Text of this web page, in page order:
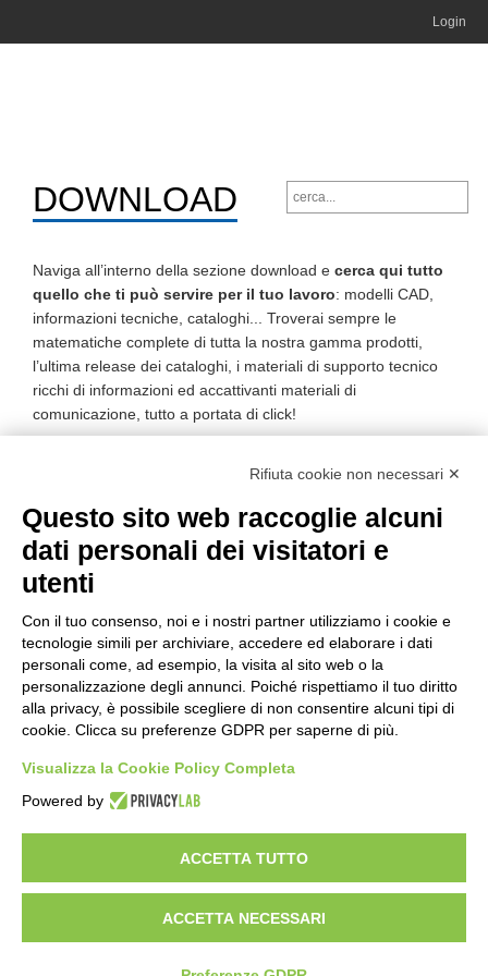
Login
DOWNLOAD
Naviga all’interno della sezione download e cerca qui tutto
quello che ti può servire per il tuo lavoro: modelli CAD,
informazioni tecniche, cataloghi... Troverai sempre le
matematiche complete di tutta la nostra gamma prodotti,
l’ultima release dei cataloghi, i materiali di supporto tecnico
ricchi di informazioni ed accattivanti materiali di
comunicazione, tutto a portata di click!
Nome Tipo Modificato
Cad 3d
Cataloghi folder 21/08/2025
Informazioni tecniche folder 09/05/2025
Manuali uso e manutenzione folder 20/06/2025
© 2026 OMCR Srl - Italy - P.IVA 07677130010 |Privacy
Rifiuta cookie non necessari ✕
Questo sito web raccoglie alcuni
dati personali dei visitatori e
utenti
Con il tuo consenso, noi e i nostri partner utilizziamo i cookie e
tecnologie simili per archiviare, accedere ed elaborare i dati
personali come, ad esempio, la visita al sito web o la
personalizzazione degli annunci. Poiché rispettiamo il tuo diritto
alla privacy, è possibile scegliere di non consentire alcuni tipi di
cookie. Clicca su preferenze GDPR per saperne di più.
Visualizza la Cookie Policy Completa
Powered by
ACCETTA TUTTO
ACCETTA NECESSARI